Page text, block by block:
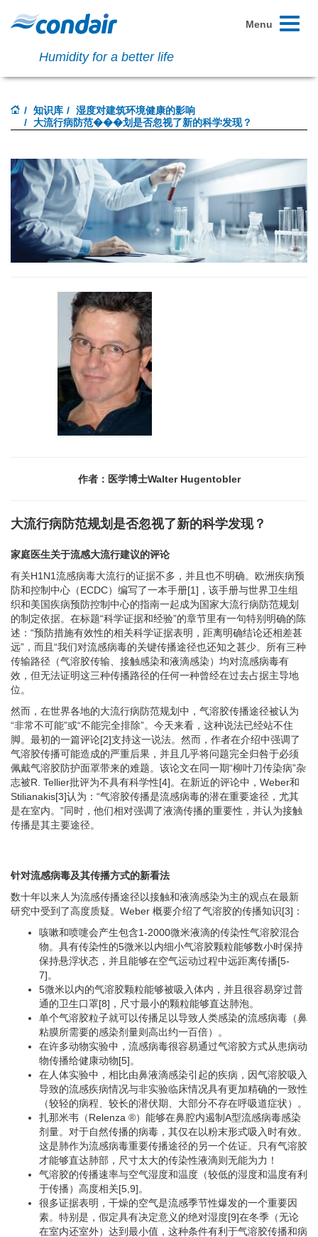
Humidity for a better life
Toggle
Menu
知识库
湿度对建筑环境健康的影响
大流行病防范���划是否忽视了新的科学发现？
作者：医学博士Walter Hugentobler
大流行病防范规划是否忽视了新的科学发现？
家庭医生关于流感大流行建议的评论
有关H1N1流感病毒大流行的证据不多，并且也不明确。欧洲疾病预
防和控制中心（ECDC）编写了一本手册[1]，该手册与世界卫生组
织和美国疾病预防控制中心的指南一起成为国家大流行病防范规划
的制定依据。在标题“科学证据和经验”的章节里有一句特别明确的陈
述：“预防措施有效性的相关科学证据表明，距离明确结论还相差甚
远”，而且“我们对流感病毒的关键传播途径也还知之甚少。所有三种
传输路径（气溶胶传输、接触感染和液滴感染）均对流感病毒有
效，但无法证明这三种传播路径的任何一种曾经在过去占据主导地
位。
然而，在世界各地的大流行病防范规划中，气溶胶传播途径被认为
“非常不可能”或“不能完全排除”。今天来看，这种说法已经站不住
脚。最初的一篇评论[2]支持这一说法。然而，作者在介绍中强调了
气溶胶传播可能造成的严重后果，并且几乎将问题完全归咎于必须
佩戴气溶胶防护面罩带来的难题。该论文在同一期“柳叶刀传染病”杂
志被R. Tellier批评为不具有科学性[4]。在新近的评论中，Weber和
Stilianakis[3]认为：“气溶胶传播是流感病毒的潜在重要途径，尤其
是在室内。”同时，他们相对强调了液滴传播的重要性，并认为接触
传播是其主要途径。
针对流感病毒及其传播方式的新看法
数十年以来人为流感传播途径以接触和液滴感染为主的观点在最新
研究中受到了高度质疑。Weber 概要介绍了气溶胶的传播知识[3]：
咳嗽和喷嚏会产生包含1-2000微米液滴的传染性气溶胶混合
物。具有传染性的5微米以内细小气溶胶颗粒能够数小时保持
保持悬浮状态，并且能够在空气运动过程中远距离传播[5-
7]。
5微米以内的气溶胶颗粒能够被吸入体内，并且很容易穿过普
通的卫生口罩[8]，尺寸最小的颗粒能够直达肺泡。
单个气溶胶粒子就可以传播足以导致人类感染的流感病毒（鼻
粘膜所需要的感染剂量则高出约一百倍）。
在许多动物实验中，流感病毒很容易通过气溶胶方式从患病动
物传播给健康动物[5]。
在人体实验中，相比由鼻液滴感染引起的疾病，因气溶胶吸入
导致的流感疾病情况与非实验临床情况具有更加精确的一致性
（较轻的病程、较长的潜伏期、大部分不存在呼吸道症状）。
扎那米韦（Relenza ®）能够在鼻腔内遏制A型流感病毒感染
剂量。对于自然传播的病毒，其仅在以粉末形式吸入时有效。
这是肺作为流感病毒重要传播途径的另一个佐证。只有气溶胶
才能够直达肺部，尺寸太大的传染性液滴则无能为力！
气溶胶的传播速率与空气湿度和温度（较低的湿度和温度有利
于传播）高度相关[5,9]。
很多证据表明，干燥的空气是流感季节性爆发的一个重要因
素。特别是，假定具有决定意义的绝对湿度[9]在冬季（无论
在室内还室外）达到最小值，这种条件有利于气溶胶传播和病